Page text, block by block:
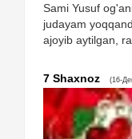
Sami Yusuf
judayam
ajoyib aytilgan,
7 Shaxnoz (16-